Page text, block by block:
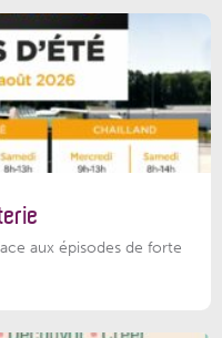
aux épisodes de forte